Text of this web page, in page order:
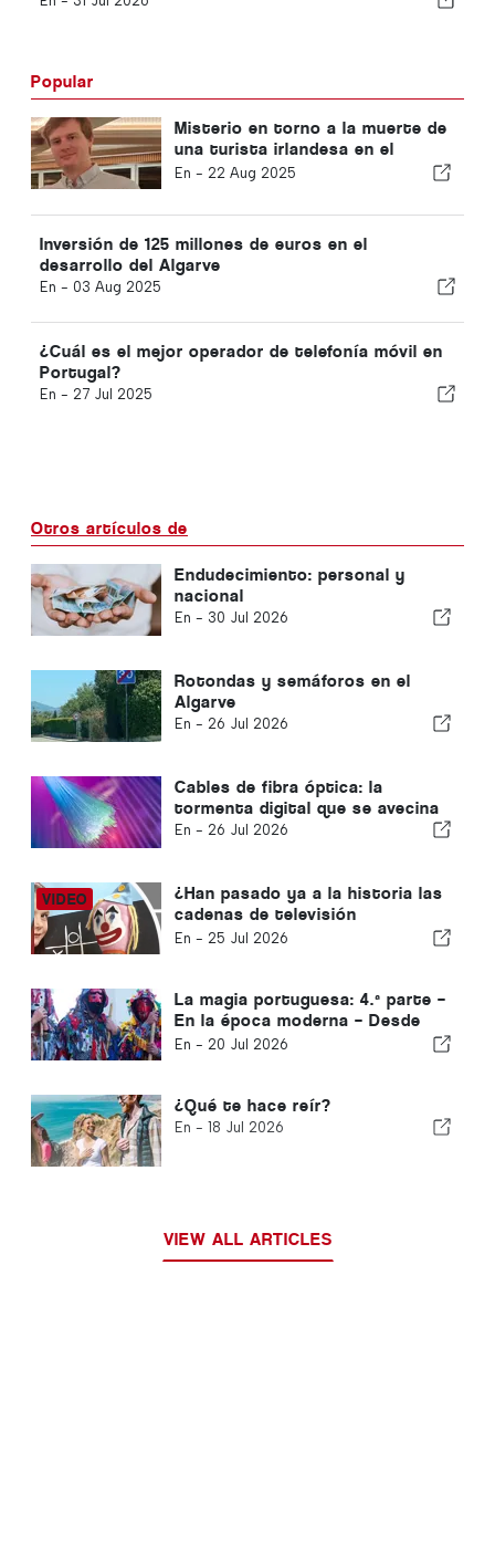
Popular
Misterio en torno a la muerte de
una turista irlandesa en el
Algarve
En - 22 Aug 2025
Inversión de 125 millones de euros en el
desarrollo del Algarve
En - 03 Aug 2025
¿Cuál es el mejor operador de telefonía móvil en
Portugal?
En - 27 Jul 2025
Otros artículos de
Endudecimiento: personal y
nacional
En - 30 Jul 2026
Rotondas y semáforos en el
Algarve
En - 26 Jul 2026
Cables de fibra óptica: la
tormenta digital que se avecina
En - 26 Jul 2026
¿Han pasado ya a la historia las
cadenas de televisión
convencionales?
En - 25 Jul 2026
La magia portuguesa: 4.ª parte –
En la época moderna – Desde
1500 hasta la actualidad
En - 20 Jul 2026
¿Qué te hace reír?
En - 18 Jul 2026
VIEW ALL ARTICLES